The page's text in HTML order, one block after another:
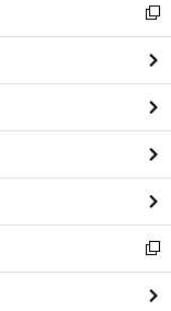
閉
る
新
し
い
ウ
ィ
ン
ド
ウ
で
開
く
新
し
い